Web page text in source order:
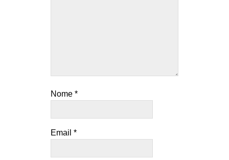
Nome *
Email *